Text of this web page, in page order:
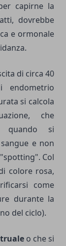
capirne la
dovrebbe
e ormonale
di circa 40
si calcola
che
quando si
e non
Col
colore rosa,
come
durante la
del ciclo).
o che si